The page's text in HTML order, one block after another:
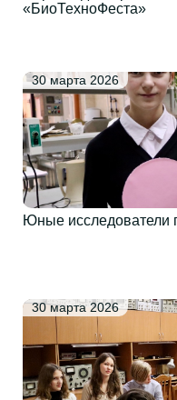
«БиоТехноФеста»
30 марта 2026
Юные исследователи
30 марта 2026